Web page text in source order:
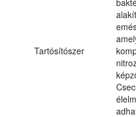
Tartósítószer